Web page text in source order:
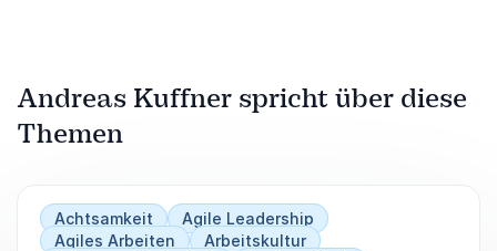
Andreas Kuffner spricht über diese
Themen
Achtsamkeit
Agile Leadership
Agiles Arbeiten
Arbeitskultur